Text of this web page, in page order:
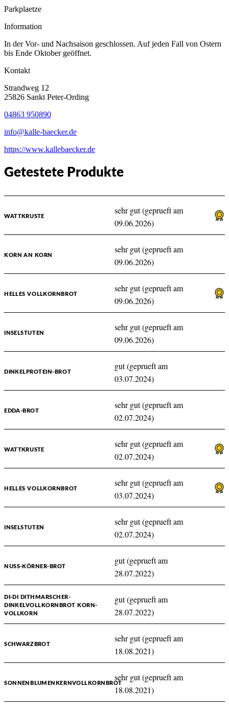
Parkplaetze
Information
In der Vor- und Nachsaison geschlossen. Auf jeden Fall von Ostern
bis Ende Oktober geöffnet.
Kontakt
Strandweg 12
25826 Sankt Peter-Ording
04863 950890
info@kalle-baecker.de
https://www.kallebaecker.de
Getestete Produkte
WATTKRUSTE
sehr gut (geprueft am
09.06.2026)
KORN AN KORN
sehr gut (geprueft am
09.06.2026)
HELLES VOLLKORNBROT
sehr gut (geprueft am
09.06.2026)
INSELSTUTEN
sehr gut (geprueft am
09.06.2026)
DINKELPROTEIN-BROT
gut (geprueft am
03.07.2024)
EDDA-BROT
sehr gut (geprueft am
02.07.2024)
WATTKRUSTE
sehr gut (geprueft am
02.07.2024)
HELLES VOLLKORNBROT
sehr gut (geprueft am
03.07.2024)
INSELSTUTEN
sehr gut (geprueft am
02.07.2024)
NUSS-KÖRNER-BROT
gut (geprueft am
28.07.2022)
DI-DI DITHMARSCHER-
DINKELVOLLKORNBROT KORN-
VOLLKORN
gut (geprueft am
28.07.2022)
SCHWARZBROT
sehr gut (geprueft am
18.08.2021)
SONNENBLUMENKERNVOLLKORNBROT
sehr gut (geprueft am
18.08.2021)